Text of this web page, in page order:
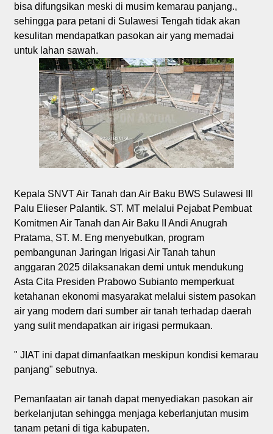
bisa difungsikan meski di musim kemarau panjang.,
sehingga para petani di Sulawesi Tengah tidak akan
kesulitan mendapatkan pasokan air yang memadai
untuk lahan sawah.
Kepala SNVT Air Tanah dan Air Baku BWS Sulawesi III
Palu Elieser Palantik. ST. MT melalui Pejabat Pembuat
Komitmen Air Tanah dan Air Baku II Andi Anugrah
Pratama, ST. M. Eng menyebutkan, program
pembangunan Jaringan Irigasi Air Tanah tahun
anggaran 2025 dilaksanakan demi untuk mendukung
Asta Cita Presiden Prabowo Subianto memperkuat
ketahanan ekonomi masyarakat melalui sistem pasokan
air yang modern dari sumber air tanah terhadap daerah
yang sulit mendapatkan air irigasi permukaan.
" JIAT ini dapat dimanfaatkan meskipun kondisi kemarau
panjang" sebutnya.
Pemanfaatan air tanah dapat menyediakan pasokan air
berkelanjutan sehingga menjaga keberlanjutan musim
tanam petani di tiga kabupaten.